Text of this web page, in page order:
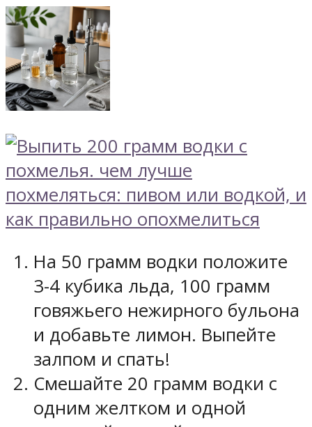
На 50 грамм водки положите
3-4 кубика льда, 100 грамм
говяжьего нежирного бульона
и добавьте лимон. Выпейте
залпом и спать!
Смешайте 20 грамм водки с
одним желтком и одной